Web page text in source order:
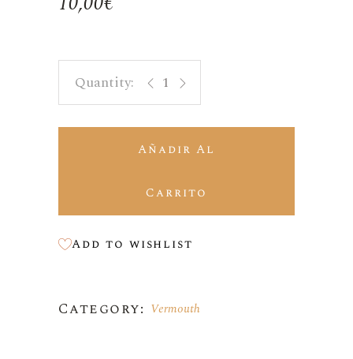
Vermouth Blanco 1 Litro quantity
Añadir Al
Carrito
Add to wishlist
Category: Vermouth